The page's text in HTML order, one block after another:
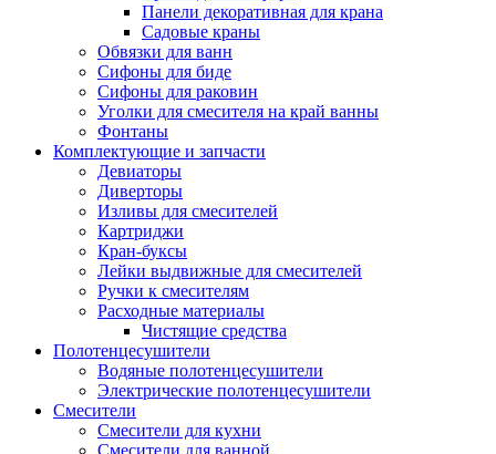
Панели декоративная для крана
Садовые краны
Обвязки для ванн
Сифоны для биде
Сифоны для раковин
Уголки для смесителя на край ванны
Фонтаны
Комплектующие и запчасти
Девиаторы
Диверторы
Изливы для смесителей
Картриджи
Кран-буксы
Лейки выдвижные для смесителей
Ручки к смесителям
Расходные материалы
Чистящие средства
Полотенцесушители
Водяные полотенцесушители
Электрические полотенцесушители
Смесители
Смесители для кухни
Смесители для ванной